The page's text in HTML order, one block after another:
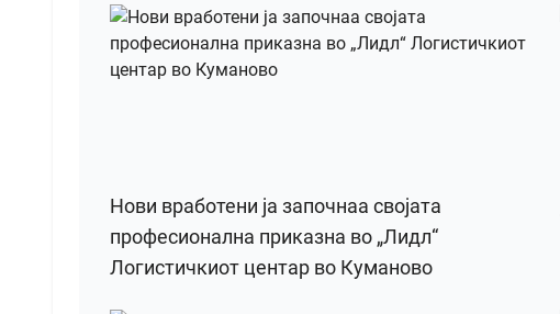
Нови вработени ја започнаа својата
професионална приказна во „Лидл“
Логистичкиот центар во Куманово